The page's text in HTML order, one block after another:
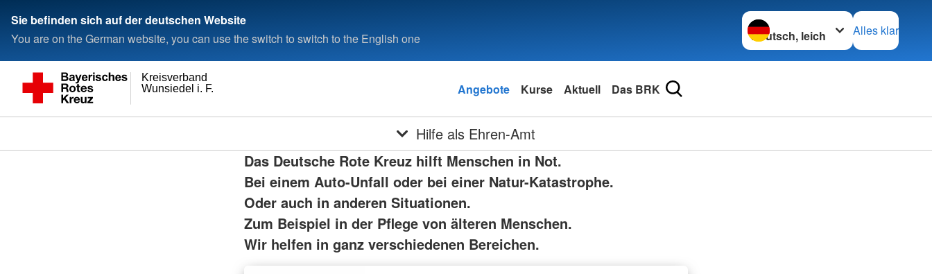
Sie befinden sich auf der deutschen Website
You are on the German website, you can use the switch to switch to the English one
Sprache wechseln zu
Alles klar
Wunsiedel i. F.
Kreisverband
Angebote Kurse Aktuell Das BRK
Hilfe als Ehren-Amt
Das Deutsche Rote Kreuz hilft Menschen in Not.
Bei einem Auto-Unfall oder bei einer Natur-Katastrophe.
Oder auch in anderen Situationen.
Zum Beispiel in der Pflege von älteren Menschen.
Wir helfen in ganz verschiedenen Bereichen.